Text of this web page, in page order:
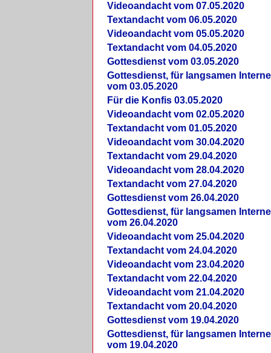
Videoandacht vom 07.05.2020
Textandacht vom 06.05.2020
Videoandacht vom 05.05.2020
Textandacht vom 04.05.2020
Gottesdienst vom 03.05.2020
Gottesdienst, für langsamen
vom 03.05.2020
Für die Konfis 03.05.2020
Videoandacht vom 02.05.2020
Textandacht vom 01.05.2020
Videoandacht vom 30.04.2020
Textandacht vom 29.04.2020
Videoandacht vom 28.04.2020
Textandacht vom 27.04.2020
Gottesdienst vom 26.04.2020
Gottesdienst, für langsamen
vom 26.04.2020
Videoandacht vom 25.04.2020
Textandacht vom 24.04.2020
Videoandacht vom 23.04.2020
Textandacht vom 22.04.2020
Videoandacht vom 21.04.2020
Textandacht vom 20.04.2020
Gottesdienst vom 19.04.2020
Gottesdienst, für langsamen
vom 19.04.2020